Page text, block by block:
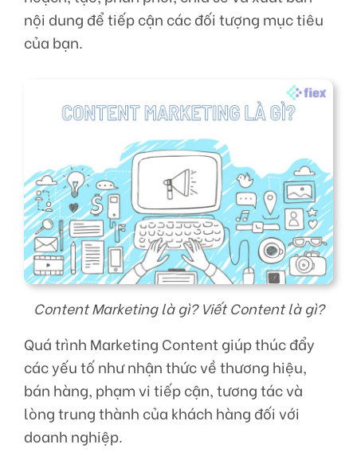
nội dung để tiếp cận các đối tượng mục tiêu
của bạn.
Content Marketing là gì? Viết Content là gì?
Quá trình Marketing Content giúp thúc đẩy
các yếu tố như nhận thức về thương hiệu,
bán hàng, phạm vi tiếp cận, tương tác và
lòng trung thành của khách hàng đối với
doanh nghiệp.